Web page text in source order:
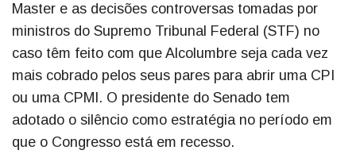
Master e as decisões controversas tomadas por
ministros do Supremo Tribunal Federal (STF) no
caso têm feito com que Alcolumbre seja cada vez
mais cobrado pelos seus pares para abrir uma CPI
ou uma CPMI. O presidente do Senado tem
adotado o silêncio como estratégia no período em
que o Congresso está em recesso.